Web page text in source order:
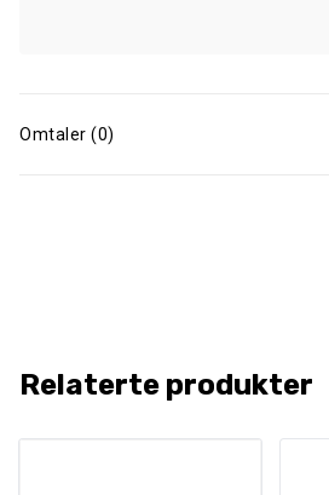
Omtaler (0)
Relaterte produkter